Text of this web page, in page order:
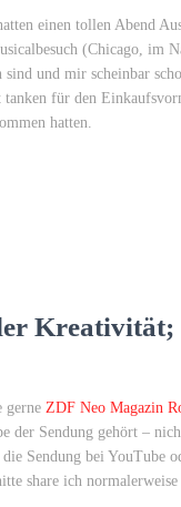
einen tollen Abend
(Chicago,
und mir scheinbar
für den
hatten.
Kreativität;
gerne ZDF Neo Magazin
der Sendung gehört –
Sendung bei YouTube
share ich